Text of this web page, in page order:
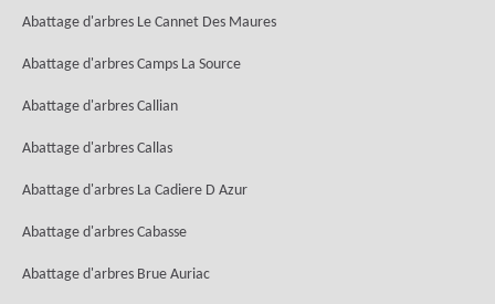
Abattage d'arbres Le Cannet Des Maures
Abattage d'arbres Camps La Source
Abattage d'arbres Callian
Abattage d'arbres Callas
Abattage d'arbres La Cadiere D Azur
Abattage d'arbres Cabasse
Abattage d'arbres Brue Auriac